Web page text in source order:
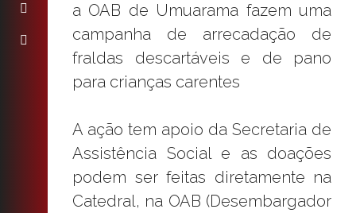
a OAB de Umuarama fazem uma
campanha de arrecadação de
fraldas descartáveis e de pano
para crianças carentes
A ação tem apoio da Secretaria de
Assistência Social e as doações
podem ser feitas diretamente na
Catedral, na OAB (Desembargador